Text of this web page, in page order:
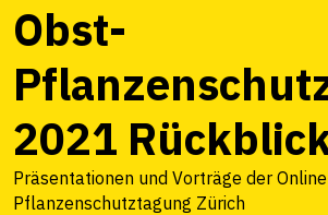
Obst-
2021
Präsentationen und Vorträge der
Pflanzenschutztagung Zürich